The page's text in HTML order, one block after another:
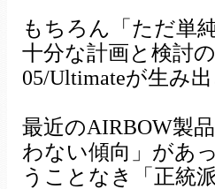
もちろん「ただ単
十分な計画と検討
05/Ultimateが生み
最近のAIRBOW製
わない傾向」があ
うことなき「正統